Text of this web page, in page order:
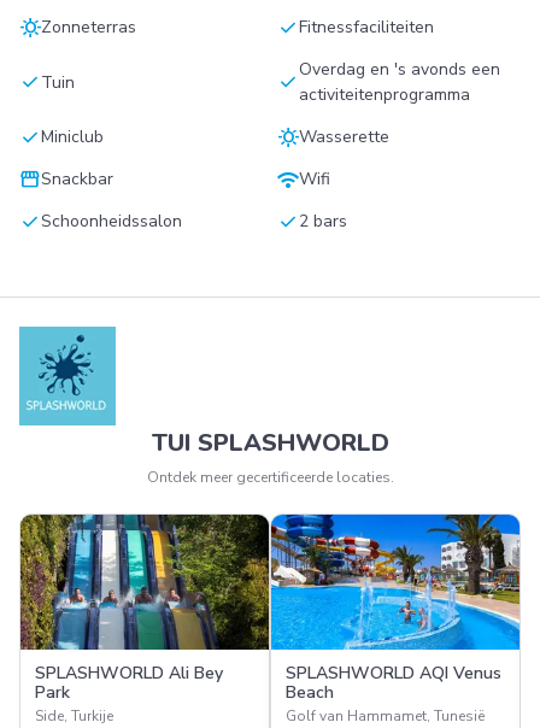
sunnyZonneterras checkFitnessfaciliteiten
check Tuin check Overdag en 's avonds een
activiteitenprogramma
checkMiniclub sunnyWasserette
storefrontSnackbar wifiWifi
checkSchoonheidssalon check 2 bars
TUI SPLASHWORLD
Ontdek meer gecertificeerde locaties.
SPLASHWORLD Ali Bey
Park
Side, Turkije
SPLASHWORLD AQI Venus
Beach
Golf van Hammamet, Tunesië